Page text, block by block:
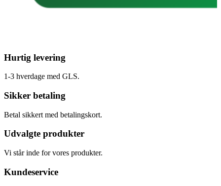
Hurtig levering
1-3 hverdage med GLS.
Sikker betaling
Betal sikkert med betalingskort.
Udvalgte produkter
Vi står inde for vores produkter.
Kundeservice